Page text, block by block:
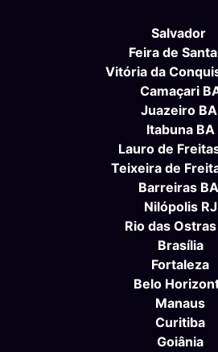
Salvador
Feira de
Vitória da
Camaçari
Juazeiro BA
Itabuna BA
Lauro de
Teixeira de
Barreiras BA
Nilópolis RJ
Rio das Ostras
Brasília
Fortaleza
Belo
Manaus
Curitiba
Goiânia